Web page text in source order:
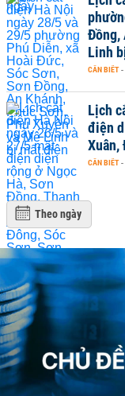
Đồng,
Linh
CẦN BIẾT -
Lịch
điện
Xuân,
CẦN BIẾT -
Theo ngày